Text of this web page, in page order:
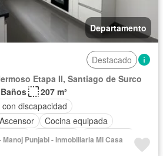
Departamento
Destacado
Etapa II, Santiago de Surco
207 m²
discapacidad
Ascensor
Cocina equipada
Seguridad Sin amoblar
Punjabi - Inmobiliaria Mi Casa